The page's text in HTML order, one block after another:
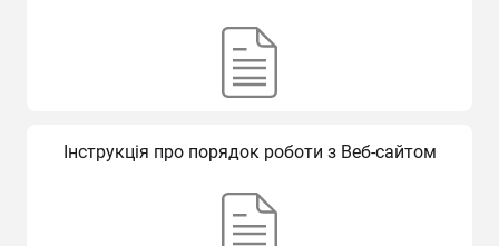
Інструкція про порядок роботи з Веб-сайтом